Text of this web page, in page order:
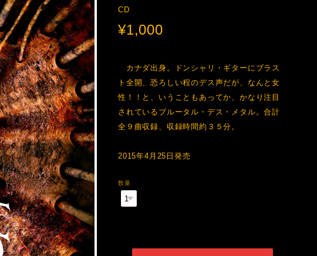
CD
¥1,000
カナダ出身。ドンシャリ・ギターにブラス
ト全開、恐ろしい程のデス声だが、なんと女
性！！と、いうこともあってか、かなり注目
されているブルータル・デス・メタル。合計
全９曲収録、収録時間約３５分。
2015年4月25日発売
数量